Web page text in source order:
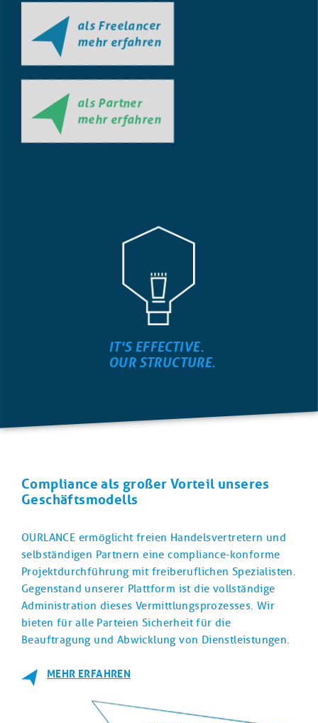
als Freelancer
mehr erfahren
als Partner
mehr erfahren
IT'S EFFECTIVE.
OUR STRUCTURE.
Compliance als großer Vorteil unseres
Geschäftsmodells
OURLANCE ermöglicht freien Handelsvertretern und
selbständigen Partnern eine compliance-konforme
Projektdurchführung mit freiberuflichen Spezialisten.
Gegenstand unserer Plattform ist die vollständige
Administration dieses Vermittlungsprozesses. Wir
bieten für alle Parteien Sicherheit für die
Beauftragung und Abwicklung von Dienstleistungen.
MEHR ERFAHREN